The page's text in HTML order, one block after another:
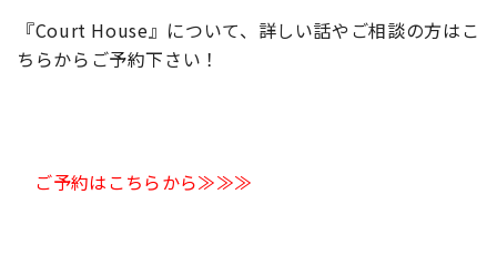
『Court House』について、詳しい話やご相談の方はこ
ちらからご予約下さい！
ご予約はこちらから≫≫≫